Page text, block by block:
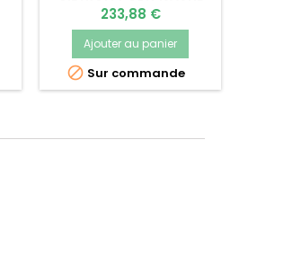
RG
Prix
233,88 €
Ajouter au panier
 Sur commande